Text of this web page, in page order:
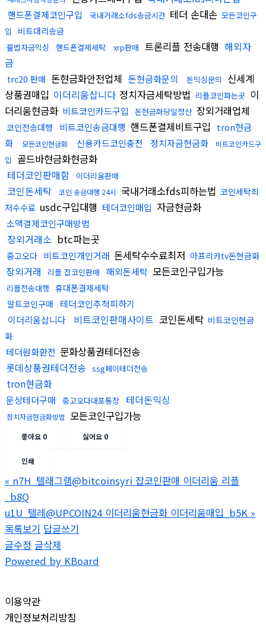
핸드폰결제코인구입 국내거래소fds송금시간 테더 손대손 모든코인구
입
비트대리송금
불법자금믹싱 핸드폰결제세탁 xrp판매 트론리플 전송대행 해외자
금
trc20 판매 돈현금화안전업체 돈현금화문의 돈믹싱문의
신세계
상품권매입 이더리움삽니다 정치자금세탁방법 리플코인파는곳 이
더리움현금화 비트코인카드구입 돈현금화당일정산 장외거래업체
코인전송대행 비트코인송금대행 핸드폰결제비트구입
tron현금
화
모든코인현금화 신용카드코인충전 정치자금현금화
비트코인카드구
입
골드바현금화현금화
테더코인판매함
이더리움판매
코인돈세탁 코인 송금대행 24시 국내거래소fds피하는법 코인세탁최
저수수료 usdc구입대행 테더코인매입 자금현금화
소액결제코인구매방법
장외거래소 btc파는곳
중고오다 비트코인개인거래 돈세탁수수료최저 아프리카tv돈현금화
장외거래 리플 잡코인판매 해외돈세탁 모든코인구입가능
리플전송대행 휴대폰결제세탁
알트코인구매
테더코인추척피하기
이더리움삽니다
비트코인판매사이트 코인돈세탁 비트코인현금
화
테더원화환전 문화상품권테더전송
롯데상품권테더전송 ssg페이테더전송
tron현금화
문상테더구매 중고오다대포통장 테더돈믹싱
정치자금현금화방법 모든코인구입가능
좋아요 0 싫어요 0
인쇄
« n7H_텔래그램@bitcoinsyri 잡코인판매 이더리움 리플
_b8Q
u1U_텔레@UPCOIN24 이더리움현금화 이더리움매입_b5K »
목록보기 답글쓰기
글수정 글삭제
Powered by KBoard
이용약관
개인정보처리방침